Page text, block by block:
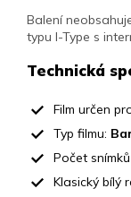
Balení
typu I-Type s
Technická
Film určen
Typ filmu:
Počet
Klasický bílý